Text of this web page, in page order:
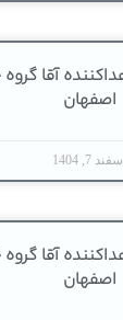
اصفهان
اسفند 7, 1404
اصفهان